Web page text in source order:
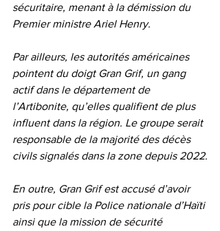
sécuritaire, menant à la démission du
Premier ministre Ariel Henry.
Par ailleurs, les autorités américaines
pointent du doigt Gran Grif, un gang
actif dans le département de
l’Artibonite, qu’elles qualifient de plus
influent dans la région. Le groupe serait
responsable de la majorité des décès
civils signalés dans la zone depuis 2022.
En outre, Gran Grif est accusé d’avoir
pris pour cible la Police nationale d’Haïti
ainsi que la mission de sécurité